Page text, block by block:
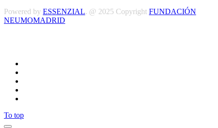
Powered by ESSENZIAL. @ 2025 Copyright FUNDACIÓN
NEUMOMADRID
To top